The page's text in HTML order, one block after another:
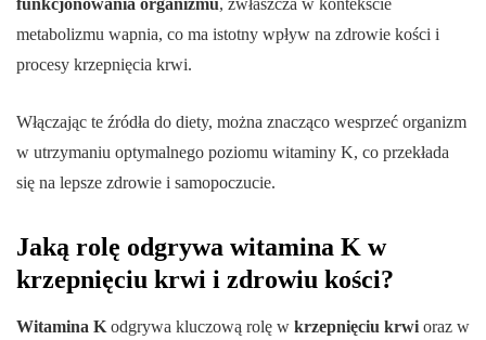
funkcjonowania organizmu, zwłaszcza w kontekście
metabolizmu wapnia, co ma istotny wpływ na zdrowie kości i
procesy krzepnięcia krwi.
Włączając te źródła do diety, można znacząco wesprzeć organizm
w utrzymaniu optymalnego poziomu witaminy K, co przekłada
się na lepsze zdrowie i samopoczucie.
Jaką rolę odgrywa witamina K w
krzepnięciu krwi i zdrowiu kości?
Witamina K odgrywa kluczową rolę w krzepnięciu krwi oraz w